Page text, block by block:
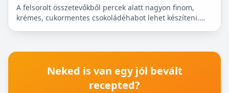
A felsorolt összetevőkből percek alatt nagyon finom,
krémes, cukormentes csokoládéhabot lehet készíteni.
Neked is van egy jól bevált
recepted?